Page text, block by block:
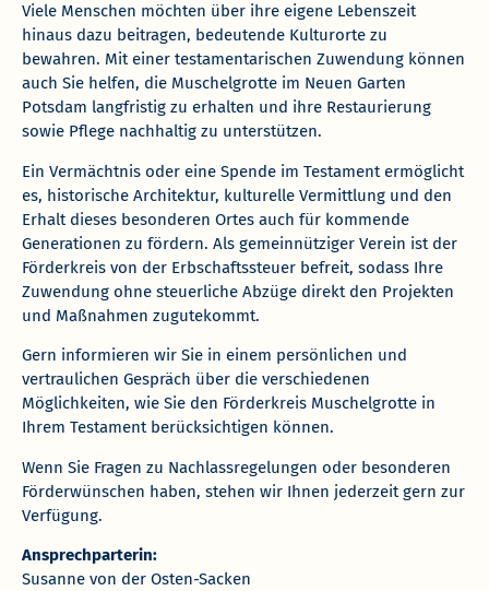
Viele Menschen möchten über ihre eigene Lebenszeit
hinaus dazu beitragen, bedeutende Kulturorte zu
bewahren. Mit einer testamentarischen Zuwendung können
auch Sie helfen, die Muschelgrotte im Neuen Garten
Potsdam langfristig zu erhalten und ihre Restaurierung
sowie Pflege nachhaltig zu unterstützen.
Ein Vermächtnis oder eine Spende im Testament ermöglicht
es, historische Architektur, kulturelle Vermittlung und den
Erhalt dieses besonderen Ortes auch für kommende
Generationen zu fördern. Als gemeinnütziger Verein ist der
Förderkreis von der Erbschaftssteuer befreit, sodass Ihre
Zuwendung ohne steuerliche Abzüge direkt den Projekten
und Maßnahmen zugutekommt.
Gern informieren wir Sie in einem persönlichen und
vertraulichen Gespräch über die verschiedenen
Möglichkeiten, wie Sie den Förderkreis Muschelgrotte in
Ihrem Testament berücksichtigen können.
Wenn Sie Fragen zu Nachlassregelungen oder besonderen
Förderwünschen haben, stehen wir Ihnen jederzeit gern zur
Verfügung.
Ansprechparterin:
Susanne von der Osten-Sacken